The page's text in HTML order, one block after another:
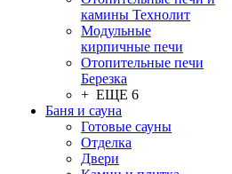
камины Технолит
Модульные
кирпичные печи
Отопительные печи
Березка
+ ЕЩЕ 6
Баня и сауна
Готовые сауны
Отделка
Двери